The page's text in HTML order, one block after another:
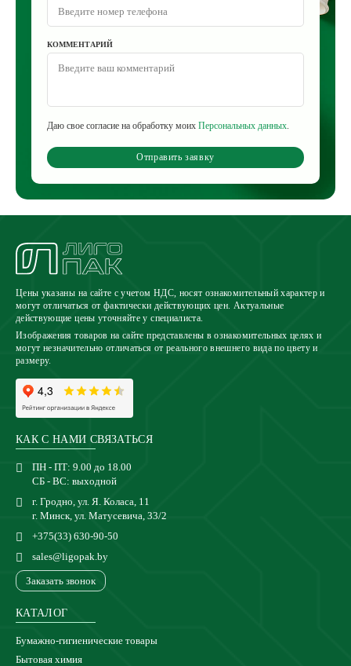
КОММЕНТАРИЙ
Даю свое согласие на обработку моих Персональных данных.
Отправить заявку
Цены указаны на сайте с учетом НДС, носят ознакомительный характер и
могут отличаться от фактически действующих цен. Актуальные
действующие цены уточняйте у специалиста.
Изображения товаров на сайте представлены в ознакомительных целях и
могут незначительно отличаться от реального внешнего вида по цвету и
размеру.
КАК С НАМИ СВЯЗАТЬСЯ
ПН - ПТ: 9.00 до 18.00
СБ - ВС: выходной
г. Гродно, ул. Я. Коласа, 11
г. Минск, ул. Матусевича, 33/2
+375(33) 630-90-50
sales@ligopak.by
Заказать звонок
КАТАЛОГ
Бумажно-гигиенические товары
Бытовая химия